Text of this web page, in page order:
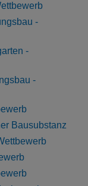
-
-
-
Bausubstanz